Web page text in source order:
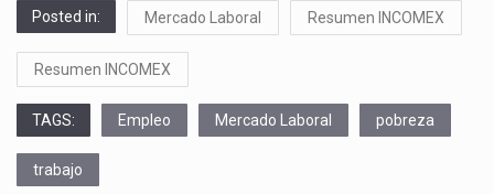
Posted in: Mercado Laboral Resumen INCOMEX
Resumen INCOMEX
TAGS: Empleo Mercado Laboral pobreza
trabajo